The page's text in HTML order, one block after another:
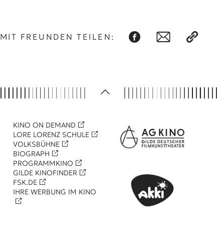
MIT FREUNDEN TEILEN:
KINO ON DEMAND
LORE LORENZ SCHULE
VOLKSBÜHNE
BIOGRAPH
PROGRAMMKINO
GILDE KINOFINDER
FSK.DE
IHRE WERBUNG IM KINO